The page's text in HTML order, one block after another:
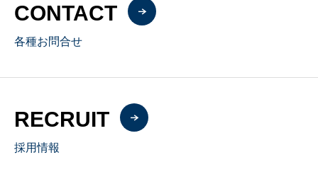
CONTACT
各種お問合せ
RECRUIT
採用情報